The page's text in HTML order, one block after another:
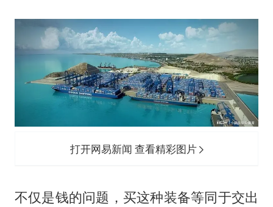
打开网易新闻 查看精彩图片
不仅是钱的问题，买这种装备等同于交出